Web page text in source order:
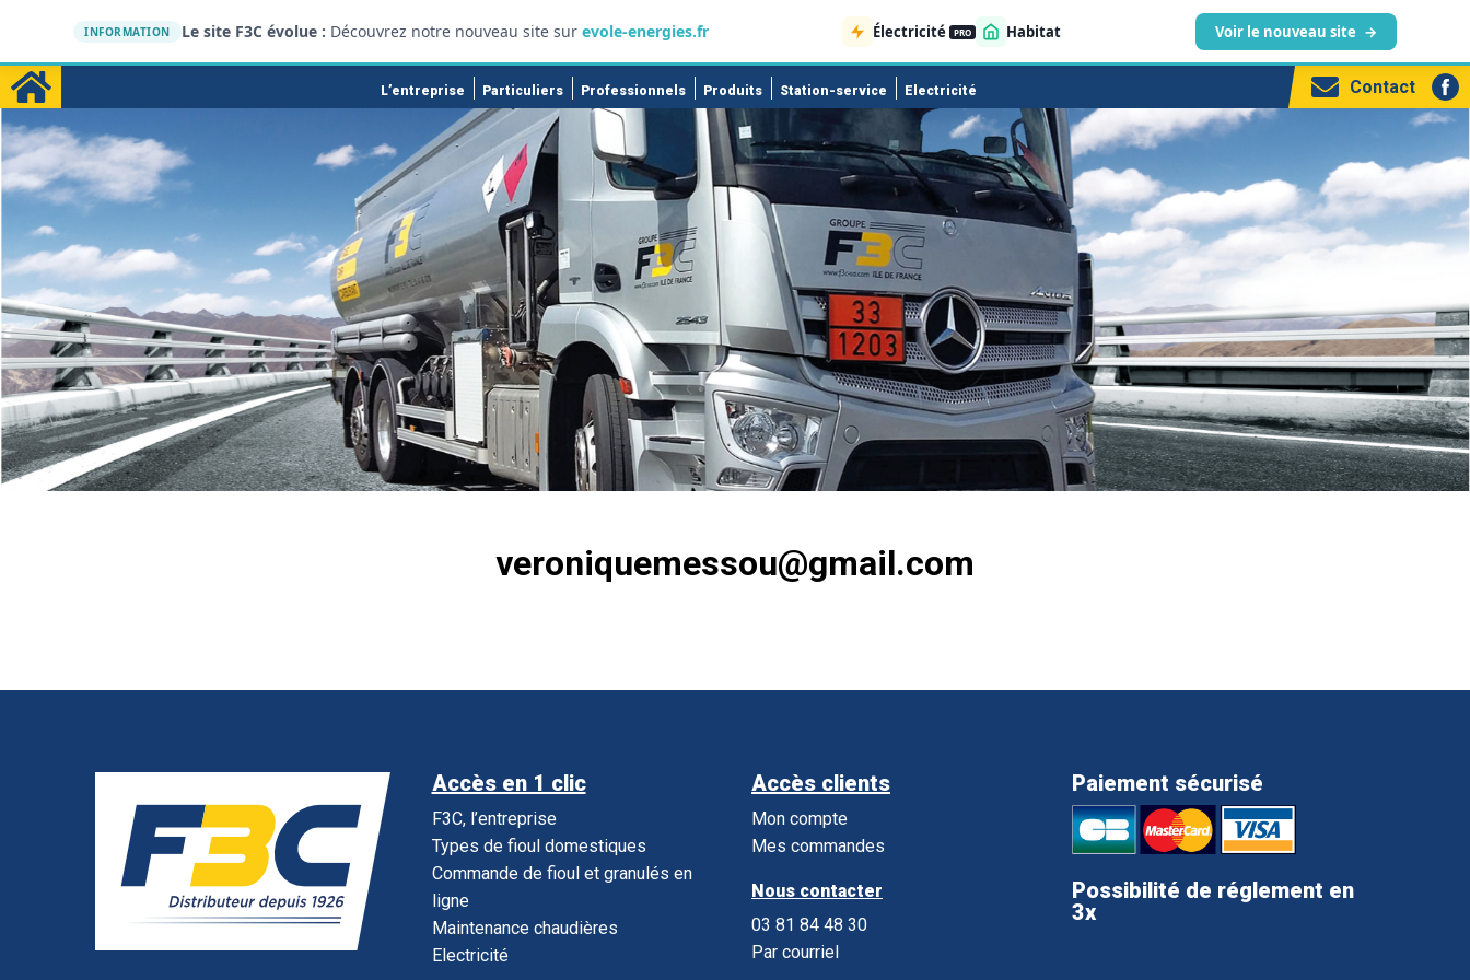
INFORMATION Le site F3C évolue : Découvrez notre nouveau site sur evole-energies.fr Électricité PRO Habitat Voir le nouveau site →
L’entreprise Particuliers Professionnels Produits Station-service Electricité Contact
veroniquemessou@gmail.com
Accès en 1 clic
F3C, l’entreprise
Types de fioul domestiques
Commande de fioul et granulés en
ligne
Maintenance chaudières
Electricité
Accès clients
Mon compte
Mes commandes
Nous contacter
03 81 84 48 30
Par courriel
Paiement sécurisé
Possibilité de réglement en
3x